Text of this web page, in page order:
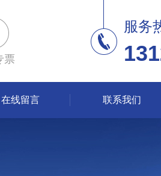
票
服务
在线留言 联系我们